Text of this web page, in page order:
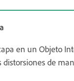
en un Objeto
distorsiones de